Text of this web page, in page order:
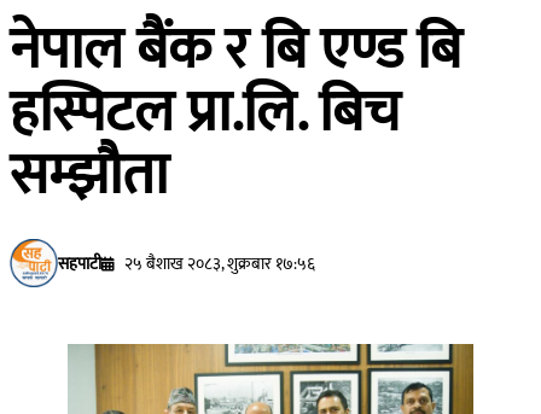
नेपाल बैंक र बि एण्ड बि
हस्पिटल प्रा.लि. बिच
सम्झौता
सहपाटी २५ बैशाख २०८३, शुक्रबार १७:५६